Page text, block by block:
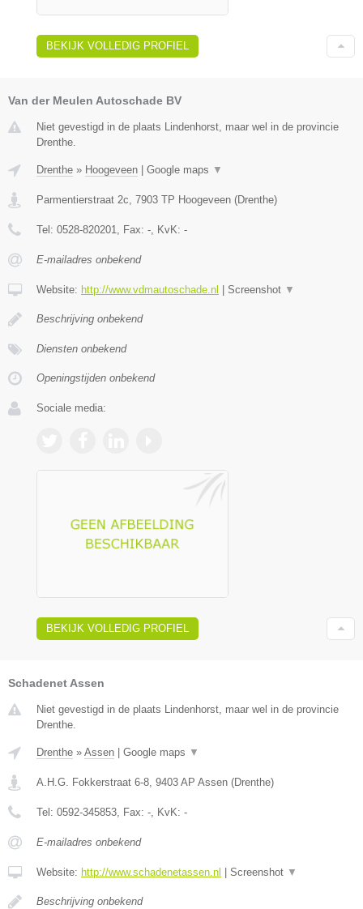
BEKIJK VOLLEDIG PROFIEL
Van der Meulen Autoschade BV
Niet gevestigd in de plaats Lindenhorst, maar wel in de provincie
Drenthe.
Drenthe » Hoogeveen | Google maps ▼
Parmentierstraat 2c 7903 TP Hoogeveen (Drenthe)
Tel: 0528-820201 , Fax: - , KvK: -
E-mailadres onbekend
Website: http://www.vdmautoschade.nl | Screenshot ▼
Beschrijving onbekend
Diensten onbekend
Openingstijden onbekend
Sociale media:
BEKIJK VOLLEDIG PROFIEL
Schadenet Assen
Niet gevestigd in de plaats Lindenhorst, maar wel in de provincie
Drenthe.
Drenthe » Assen Google maps ▼
A.H.G. Fokkerstraat 6-8, 9403 AP Assen (Drenthe)
Tel: 0592-345853, Fax: -, KvK: -
E-mailadres onbekend
Website: http://www.schadenetassen.nl Screenshot ▼
Beschrijving onbekend